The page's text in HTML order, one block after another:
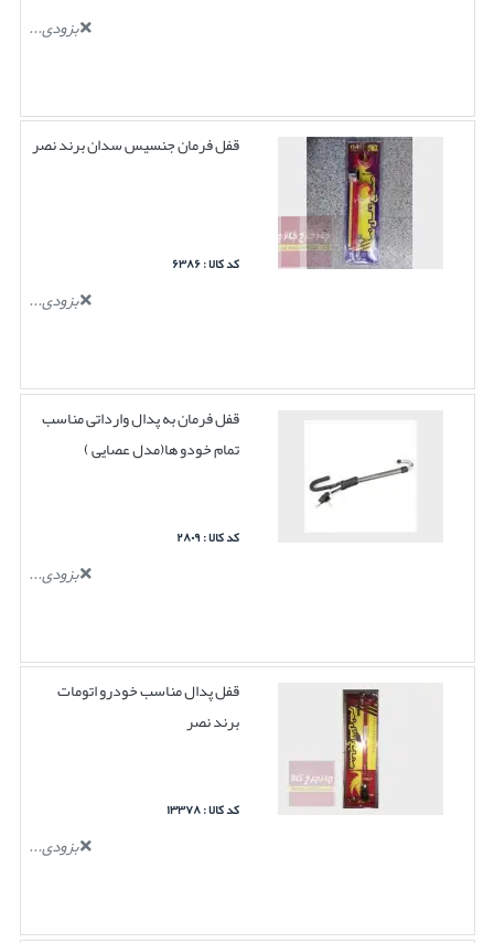
بزودی...
قفل فرمان جنسیس سدان برند نصر
کد کالا : ۶۳۸۶
بزودی...
قفل فرمان به پدال وارداتی مناسب
تمام خودو ها(مدل عصایی )
کد کالا : ۲۸۰۹
بزودی...
قفل پدال مناسب خودرو اتومات
برند نصر
کد کالا : ۱۳۳۷۸
بزودی...